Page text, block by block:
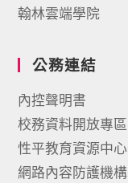
翰林雲端學院
公務連結
內控聲明書
校務資料開放專區
性平教育資源中心
網路內容防護機構